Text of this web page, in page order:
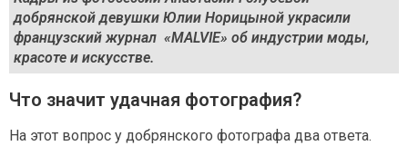
добрянской девушки Юлии Норицыной украсили
французский журнал «MALVIE» об индустрии моды,
красоте и искусстве.
Что значит удачная фотография?
На этот вопрос у добрянского фотографа два ответа.